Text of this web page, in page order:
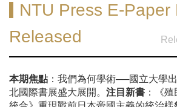
NTU Press E-Paper
Released
本期焦點 ：我們為何學術──國立大學
北國際書展盛大展開。 注目新書 ：《